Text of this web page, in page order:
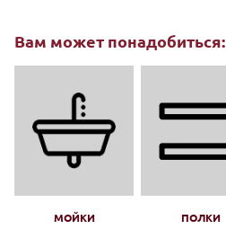
Вам может понадобиться:
МОЙКИ ПОЛКИ